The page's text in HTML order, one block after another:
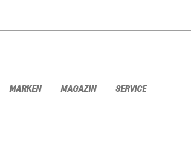
MARKEN MAGAZIN SERVICE